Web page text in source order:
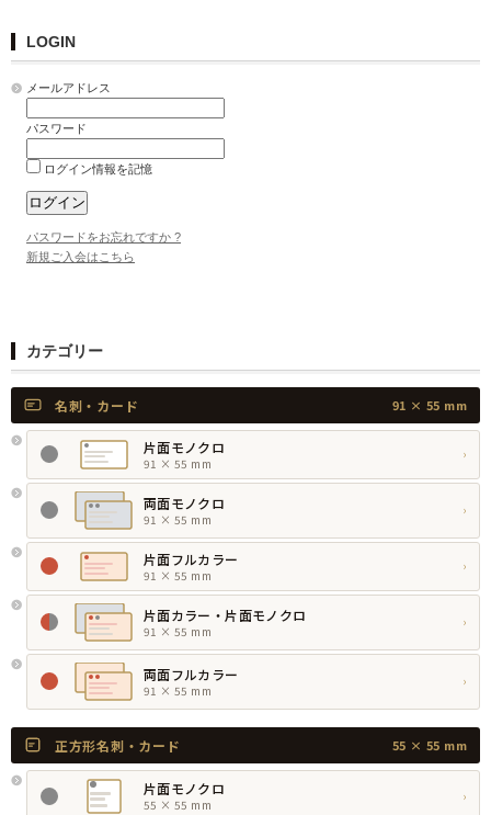
LOGIN
メールアドレス
パスワード
ログイン情報を記憶
パスワードをお忘れですか ?
新規ご入会はこちら
カテゴリー
名刺・カード 91 × 55 mm
片面モノクロ
91 × 55 mm
›
両面モノクロ
91 × 55 mm
›
片面フルカラー
91 × 55 mm
›
片面カラー・片面モノクロ
91 × 55 mm
›
両面フルカラー
91 × 55 mm
›
正方形名刺・カード 55 × 55 mm
片面モノクロ
55 × 55 mm
›